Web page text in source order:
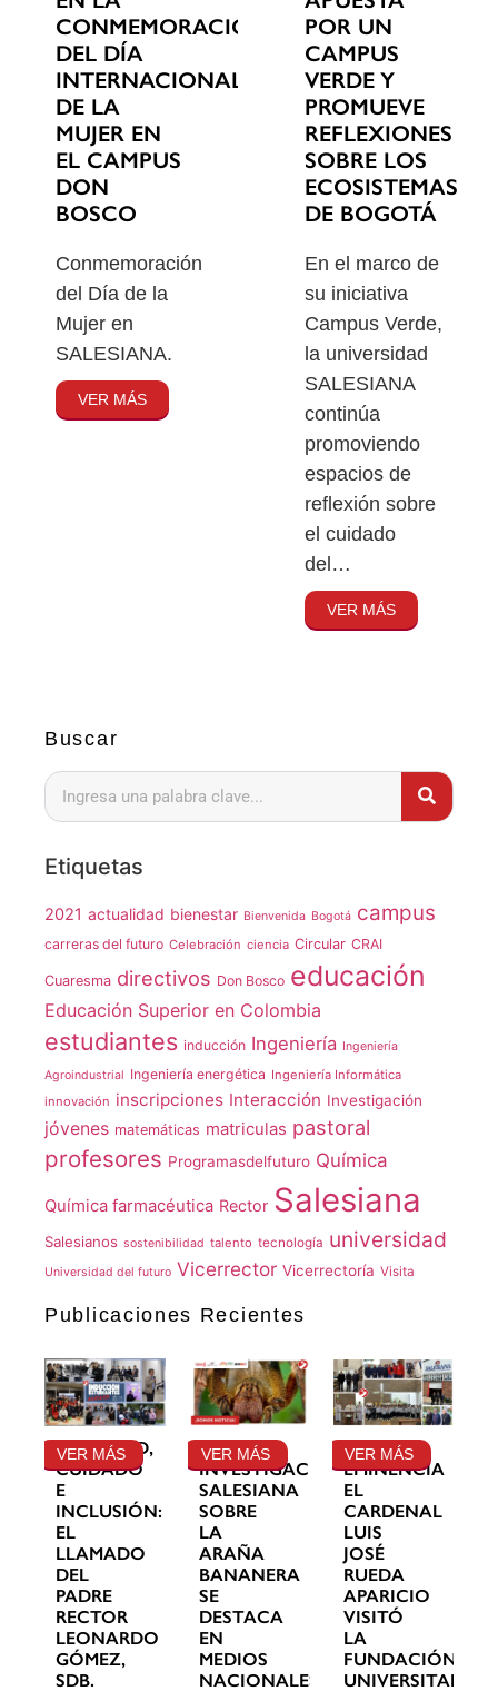
Buscar
Etiquetas
2021 actualidad bienestar Bienvenida Bogotá campus
carreras del futuro Celebración ciencia Circular CRAI
Cuaresma directivos Don Bosco educación
Educación Superior en Colombia
estudiantes inducción Ingeniería Ingeniería
Agroindustrial Ingeniería energética Ingeniería Informática
innovación inscripciones Interacción Investigación
jóvenes matemáticas matriculas pastoral
profesores Programasdelfuturo Química
Química farmacéutica Rector Salesiana
Salesianos sostenibilidad talento tecnología universidad
Universidad del futuro Vicerrector Vicerrectoría Visita
Publicaciones Recientes
GRATITUD,
CUIDADO
E
INCLUSIÓN:
EL
LLAMADO
DEL
PADRE
RECTOR
LEONARDO
GÓMEZ,
SDB.
VER MÁS
LA
INVESTIGACIÓN
SALESIANA
SOBRE
LA
ARAÑA
BANANERA
SE
DESTACA
EN
MEDIOS
NACIONALES
VER MÁS
SU
EMINENCIA
EL
CARDENAL
LUIS
JOSÉ
RUEDA
APARICIO
VISITÓ
LA
FUNDACIÓN
UNIVERSITARIA
VER MÁS
CONMEMORACIÓN
DEL DÍA
INTERNACIONAL
DE LA
MUJER EN
EL CAMPUS
DON
BOSCO
Conmemoración
del Día de la
Mujer en
SALESIANA.
VER MÁS
POR UN
CAMPUS
VERDE Y
PROMUEVE
REFLEXIONES
SOBRE LOS
ECOSISTEMAS
DE BOGOTÁ
En el marco de
su iniciativa
Campus Verde,
la universidad
SALESIANA
continúa
promoviendo
espacios de
reflexión sobre
el cuidado
del…
VER MÁS